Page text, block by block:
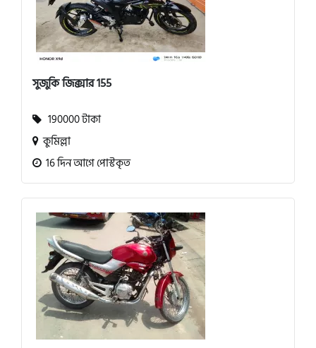
সুজুকি জিক্সার 155
190000 টাকা
কুমিল্লা
16 দিন আগে পোস্টকৃত